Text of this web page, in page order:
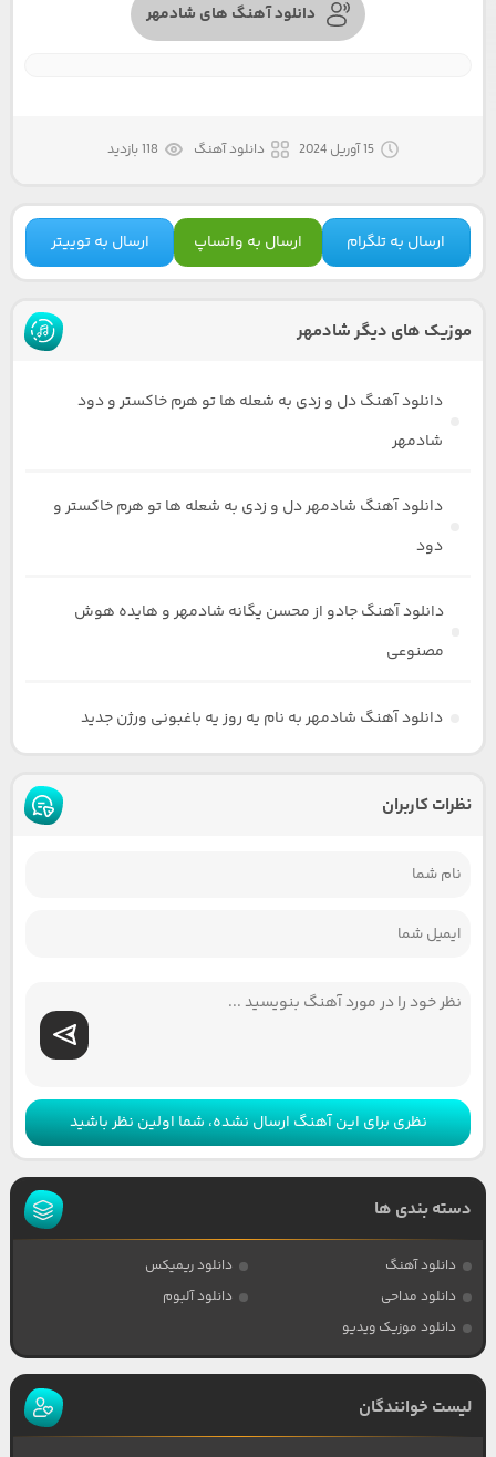
دانلود آهنگ های شادمهر
15 آوریل 2024 دانلود آهنگ 118 بازدید
ارسال به تلگرام ارسال به واتساپ ارسال به توییتر
موزیک های دیگر شادمهر
دانلود آهنگ دل و زدی به شعله ها تو هرم خاکستر و دود
شادمهر
دانلود آهنگ شادمهر دل و زدی به شعله ها تو هرم خاکستر و
دود
دانلود آهنگ جادو از محسن یگانه شادمهر و‌ هایده هوش
مصنوعی
دانلود آهنگ شادمهر به نام یه روز یه باغبونی ورژن جدید
نظرات کاربران
نظری برای این آهنگ ارسال نشده، شما اولین نظر باشید
دسته بندی ها
دانلود آهنگ
دانلود ریمیکس
دانلود مداحی
دانلود آلبوم
دانلود موزیک ویدیو
لیست خوانندگان